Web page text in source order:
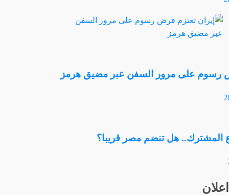
رسوم على مرور السفن عبر مضيق هرمز
المشترك.. هل تنضم مصر قريبا؟
اعلان